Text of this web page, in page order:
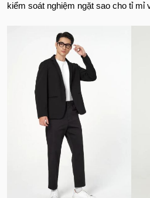
kiểm soát nghiệm ngặt sao cho tỉ mỉ